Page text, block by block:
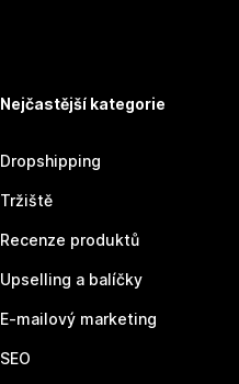
Nejčastější kategorie
Dropshipping
Tržiště
Recenze produktů
Upselling a balíčky
E-mailový marketing
SEO